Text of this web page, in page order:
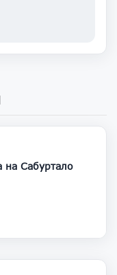
220 000
Квартира на Сабуртало
205 000